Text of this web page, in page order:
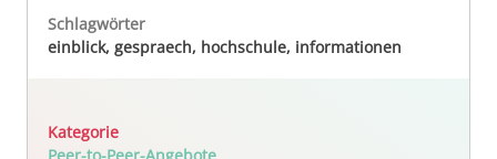
Schlagwörter
einblick, gespraech, hochschule, informationen
Kategorie